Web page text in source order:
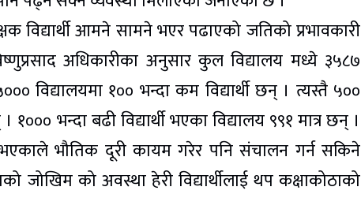
विद्यार्थी आमने सामने भएर पढाएको जतिको प्रभावकारी
अधिकारीका अनुसार कुल विद्यालय मध्ये ३५८७
विद्यालयमा १०० भन्दा कम विद्यार्थी छन् । त्यस्तै ५००
भन्दा बढी विद्यार्थी भएका विद्यालय ९९१ मात्र छन् ।
भौतिक दूरी कायम गरेर पनि संचालन गर्न सकिने
को अवस्था हेरी विद्यार्थीलाई थप कक्षाकोठाको